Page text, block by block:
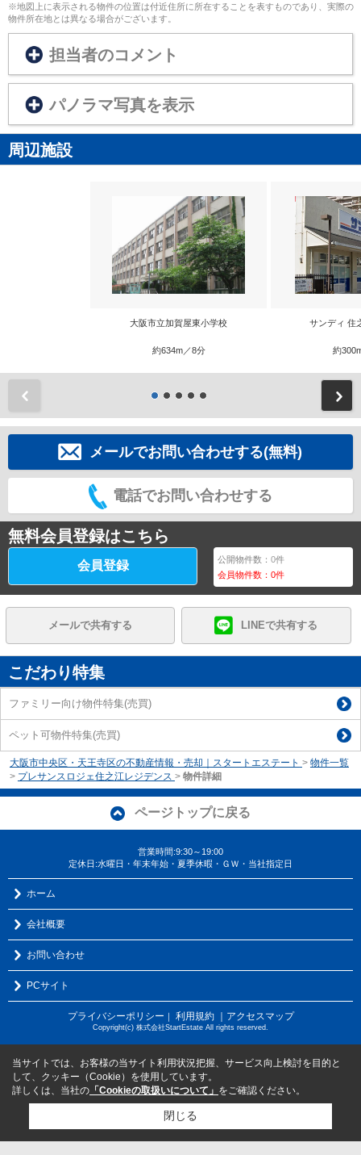
※地図上に表示される物件の位置は付近住所に所在することを表すものであり、実際の
物件所在地とは異なる場合がございます。
担当者のコメント
パノラマ写真を表示
周辺施設
大阪市立加賀屋東小学校
約634m／8分
サンディ 住
約
メールでお問い合わせする(無料)
電話でお問い合わせする
無料会員登録はこちら
会員登録 公開物件数：0件
会員物件数：0件
メールで共有する LINEで共有する
こだわり特集
ファミリー向け物件特集(売買)
ペット可物件特集(売買)
大阪市中央区・天王寺区の不動産情報・売却｜スタートエステート > 物件一覧
> プレサンスロジェ住之江レジデンス > 物件詳細
ページトップに戻る
営業時間:9:30～19:00
定休日:水曜日・年末年始・夏季休暇・ＧＷ・当社指定日
ホーム
会社概要
お問い合わせ
PCサイト
プライバシーポリシー ｜ 利用規約 ｜アクセスマップ
Copyright(c) 株式会社StartEstate All rights reserved.
当サイトでは、お客様の当サイト利用状況把握、サービス向上検討を目的と
して、クッキー（Cookie）を使用しています。
詳しくは、当社の 「Cookieの取扱いについて」 をご確認ください。
閉じる